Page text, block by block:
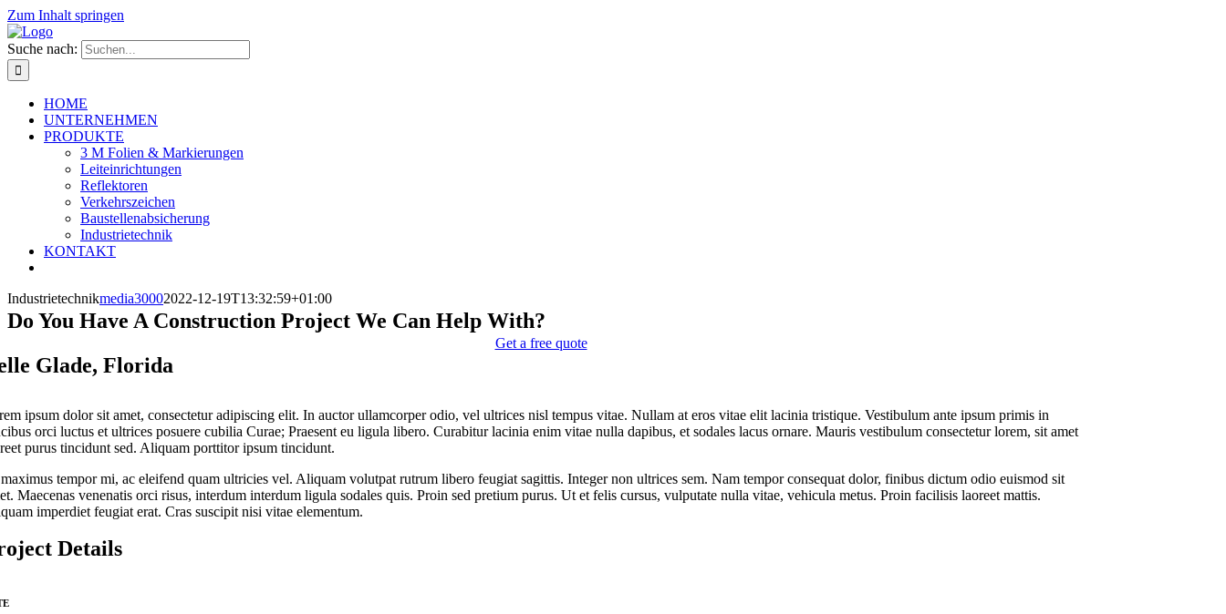
Zum Inhalt springen
Suche nach:
HOME
UNTERNEHMEN
PRODUKTE
3 M Folien & Markierungen
Leiteinrichtungen
Reflektoren
Verkehrszeichen
Baustellenabsicherung
Industrietechnik
KONTAKT
Industrietechnikmedia30002022-12-19T13:32:59+01:00
Do You Have A Construction Project We Can Help With?
Get a free quote
Glade, Florida
ipsum dolor sit amet, consectetur adipiscing elit. In auctor ullamcorper odio, vel ultrices nisl tempus vitae. Nullam at eros vitae elit lacinia tristique. Vestibulum ante ipsum primis in
orci luctus et ultrices posuere cubilia Curae; Praesent eu ligula libero. Curabitur lacinia enim vitae nulla dapibus, et sodales lacus ornare. Mauris vestibulum consectetur lorem, sit amet
purus tincidunt sed. Aliquam porttitor ipsum tincidunt.
tempor mi, ac eleifend quam ultricies vel. Aliquam volutpat rutrum libero feugiat sagittis. Integer non ultrices sem. Nam tempor consequat dolor, finibus dictum odio euismod sit
Maecenas venenatis orci risus, interdum interdum ligula sodales quis. Proin sed pretium purus. Ut et felis cursus, vulputate nulla vitae, vehicula metus. Proin facilisis laoreet mattis.
imperdiet feugiat erat. Cras suscipit nisi vitae elementum.
Details